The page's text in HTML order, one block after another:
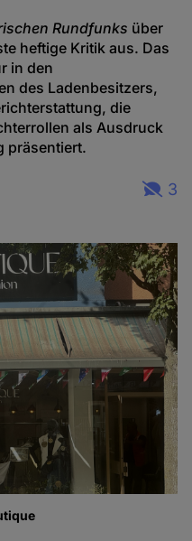
Rundfunks über
heftige Kritik aus. Das
in den
des Ladenbesitzers,
die
als Ausdruck
präsentiert.
3